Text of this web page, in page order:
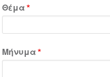
Θέμα
Μήνυμα